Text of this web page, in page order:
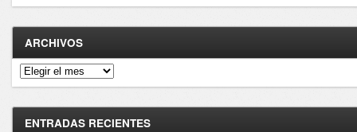
ARCHIVOS
Archivos
ENTRADAS RECIENTES